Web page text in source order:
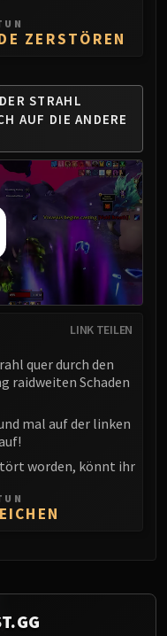
ZERSTÖREN
STRAHL
AUF DIE ANDERE
LINK TEILEN
quer durch den
raidweiten Schaden
mal auf der linken
worden, könnt ihr